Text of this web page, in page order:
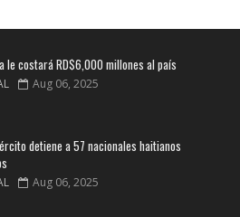
le costará RD$6,000 millones al país
Aug 06, 2025
detiene a 57 nacionales haitianos
Aug 06, 2025